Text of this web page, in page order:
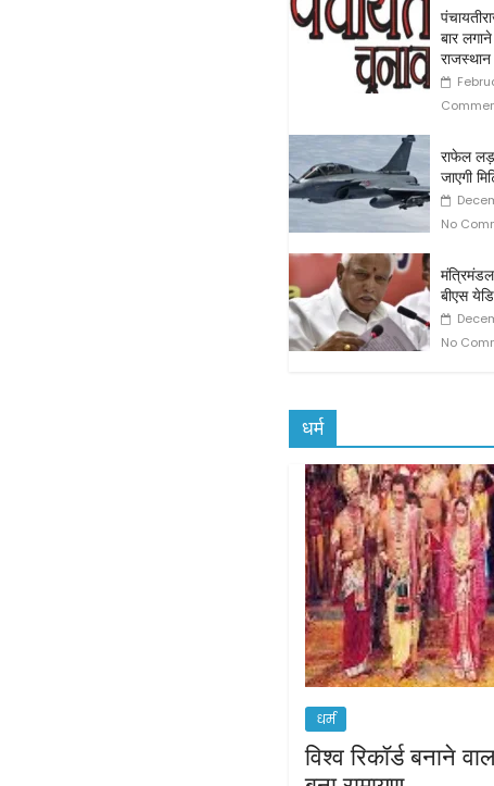
बार
राजस्थान
राफेल
जाएगी
No
बीएस
No
धर्म
धर्म
विश्व रिकॉर्ड बनाने